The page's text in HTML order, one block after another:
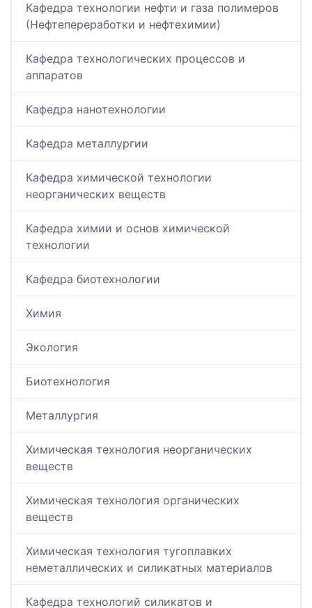
Кафедра технологии нефти и газа полимеров
(Нефтепереработки и нефтехимии)
Кафедра технологических процессов и
аппаратов
Кафедра нанотехнологии
Кафедра металлургии
Кафедра химической технологии
неорганических веществ
Кафедра химии и основ химической
технологии
Кафедра биотехнологии
Химия
Экология
Биотехнология
Металлургия
Химическая технология неорганических
веществ
Химическая технология органических
веществ
Химическая технология тугоплавких
неметаллических и силикатных материалов
Кафедра технологий силикатов и